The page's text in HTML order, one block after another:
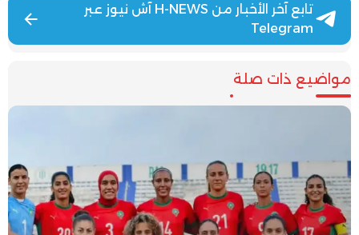
تابع آخر الأخبار من H-NEWS آش نيوز عبر
Telegram
مواضيع ذات صلة